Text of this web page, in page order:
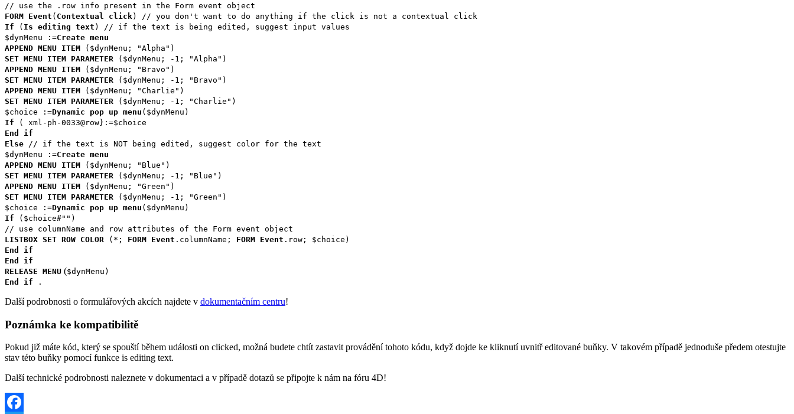
// use the .row info present in the Form event object
FORM Event ( Contextual click)
// you don't want to do anything if the click is not a contextual click
If ( Is editing text )
// if the text is being edited, suggest input values
$dynMenu :=Create menu
APPEND MENU ITEM ( $dynMenu ; "Alpha")
SET MENU ITEM PARAMETER ( $dynMenu ; -1; "Alpha")
APPEND MENU ITEM ( $dynMenu ; "Bravo")
SET MENU ITEM PARAMETER ( $dynMenu ; -1; "Bravo")
APPEND MENU ITEM ( $dynMenu ; "Charlie")
SET MENU ITEM PARAMETER ( $dynMenu ; -1; "Charlie")
$choice :=Dynamic pop up menu ( $dynMenu )
If ( xml-ph-0033@row }:=$choice
End if
Else
// if the text is NOT being edited, suggest color for the text
$dynMenu :=Create menu
APPEND MENU ITEM ( $dynMenu ; "Blue")
SET MENU ITEM PARAMETER ( $dynMenu ; -1; "Blue")
APPEND MENU ITEM ( $dynMenu ; "Green")
SET MENU ITEM PARAMETER ($dynMenu; -1; "Green")
$choice :=Dynamic pop up menu ( $dynMenu )
If ( $choice#"")
// use columnName and row attributes of the Form event object
LISTBOX SET ROW COLOR (*; FORM Event . columnName ; FORM Event . row ; $choice )
End if
End if
RELEASE MENU ($dynMenu )
End if .
Další podrobnosti o formulářových akcích najdete v dokumentačním centru!
Poznámka ke kompatibilitě
Pokud již máte kód, který se spouští během události on clicked, možná budete chtít zastavit provádění tohoto kódu, když dojde ke kliknutí uvnitř editované buňky. V takovém případě jednoduše předem otestujte
stav této buňky pomocí funkce is editing text.
Další technické podrobnosti naleznete v dokumentaci a v případě dotazů se připojte k nám na fóru 4D!